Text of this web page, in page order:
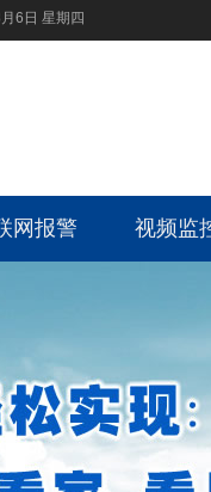
6日 星期四
网报警 视频监